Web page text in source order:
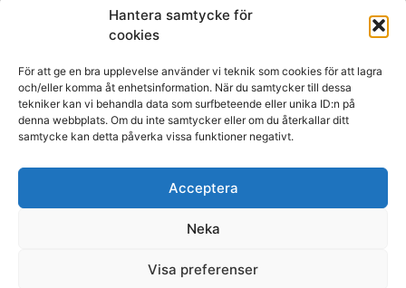
Hantera samtycke för
cookies
För att ge en bra upplevelse använder vi teknik som cookies för att lagra
och/eller komma åt enhetsinformation. När du samtycker till dessa
tekniker kan vi behandla data som surfbeteende eller unika ID:n på
denna webbplats. Om du inte samtycker eller om du återkallar ditt
samtycke kan detta påverka vissa funktioner negativt.
Acceptera
Neka
Visa preferenser
Jag godkännerintegritetspolicyn
SKICKA MEDDELANDE
© Kakel och Puts